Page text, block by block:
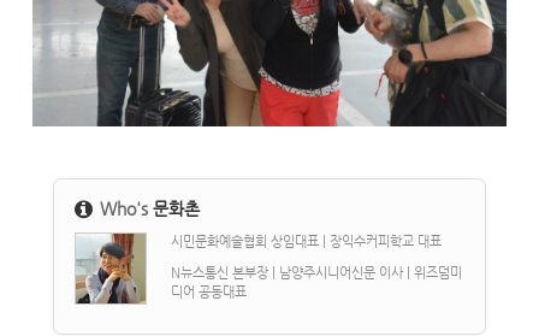
Who's 문화촌
시민문화예술협회 상임대표 | 장익수커피학교 대표
N뉴스통신 본부장 | 남양주시니어신문 이사 | 위즈덤미
디어 공동대표